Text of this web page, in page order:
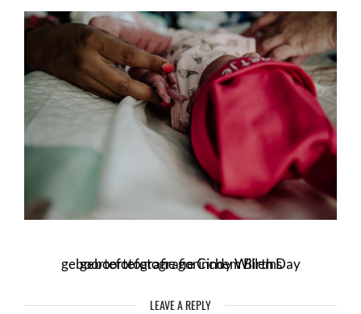
geboortefotografie gorinchem Birth Day geboortefotografie Cindy Willems
LEAVE A REPLY